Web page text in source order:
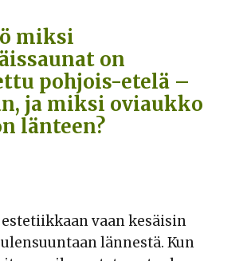
miksi
on
pohjois-etelä –
ja miksi oviaukko
länteen?
vaan kesäisin
lännestä. Kun